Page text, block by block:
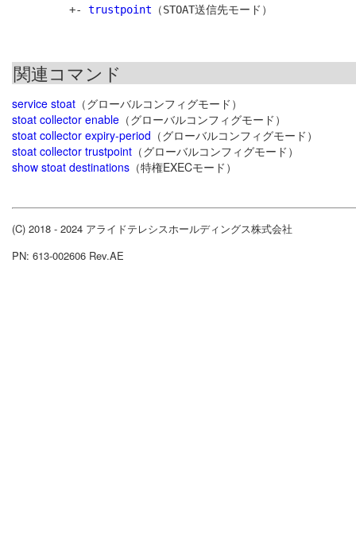
         +-
trustpoint
関連コマンド
service stoat （グローバルコンフィグモード）
stoat collector enable （グローバルコンフィグモード）
stoat collector expiry-period （グローバルコンフィグモード）
stoat collector trustpoint （グローバルコンフィグモード）
show stoat destinations （特権EXECモード）
(C) 2018 - 2024 アライドテレシスホールディングス株式会社
PN: 613-002606 Rev.AE